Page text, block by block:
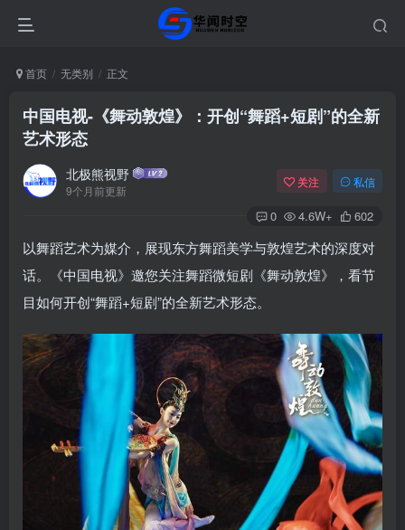
首页 无类别 正文
中国电视-《舞动敦煌》：开创“舞蹈+短剧”的全新
艺术形态
北极熊视野
9个月前更新
关注 私信
0 4.6W+ 602
以舞蹈艺术为媒介，展现东方舞蹈美学与敦煌艺术的深度对
话。《中国电视》邀您关注舞蹈微短剧《舞动敦煌》，看节
目如何开创“舞蹈+短剧”的全新艺术形态。